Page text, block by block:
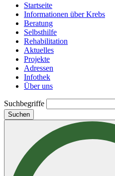
Startseite
Informationen über Krebs
Beratung
Selbsthilfe
Rehabilitation
Aktuelles
Projekte
Adressen
Infothek
Über uns
Suchbegriffe
Suchen